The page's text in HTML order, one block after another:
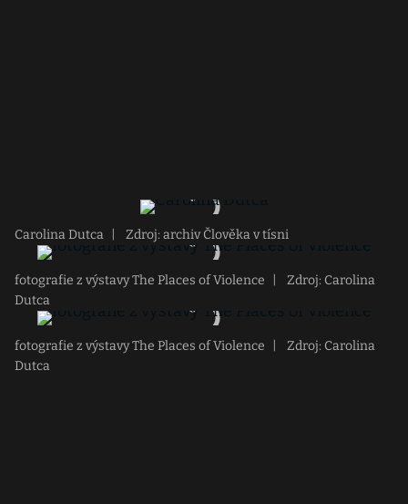
Carolina Dutca Zdroj: archiv Člověka v tísni
fotografie z výstavy The Places of Violence
Zdroj: Carolina
Dutca
fotografie z výstavy The Places of Violence
Zdroj: Carolina
Dutca